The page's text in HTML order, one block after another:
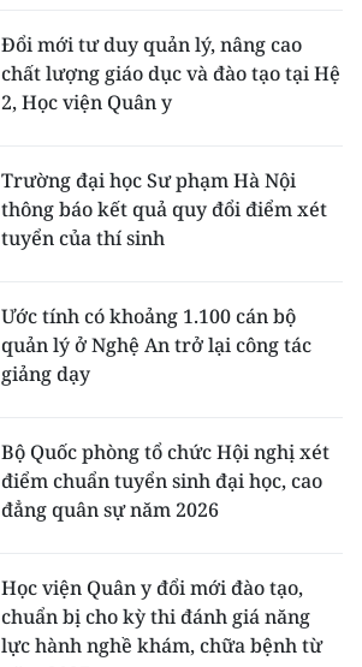
Đổi mới tư duy quản lý, nâng cao
chất lượng giáo dục và đào tạo tại Hệ
2, Học viện Quân y
Trường đại học Sư phạm Hà Nội
thông báo kết quả quy đổi điểm xét
tuyển của thí sinh
Ước tính có khoảng 1.100 cán bộ
quản lý ở Nghệ An trở lại công tác
giảng dạy
Bộ Quốc phòng tổ chức Hội nghị xét
điểm chuẩn tuyển sinh đại học, cao
đẳng quân sự năm 2026
Học viện Quân y đổi mới đào tạo,
chuẩn bị cho kỳ thi đánh giá năng
lực hành nghề khám, chữa bệnh từ